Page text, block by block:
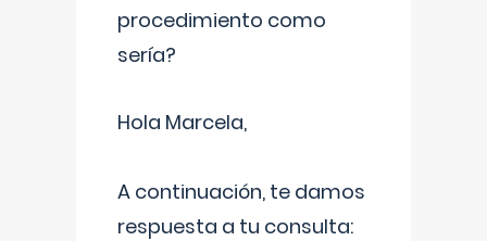
procedimiento como
sería?
Hola Marcela,
A continuación, te damos
respuesta a tu consulta: